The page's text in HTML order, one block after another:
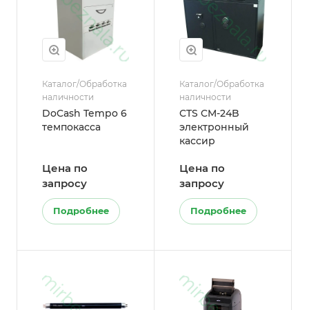
Каталог/Обработка
наличности
DoCash Tempo 6
темпокасса
Цена по
запросу
Подробнее
Каталог/Обработка
наличности
CTS CM-24B
электронный
кассир
Цена по
запросу
Подробнее